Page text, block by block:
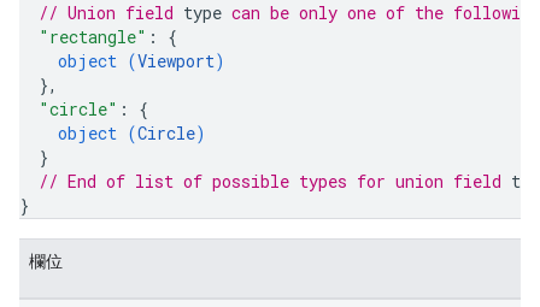
// Union field type can be only one of the
"rectangle" : {
object (Viewport)
},
"circle" : {
object (Circle)
}
// End of list of possible types for union field
}
欄位